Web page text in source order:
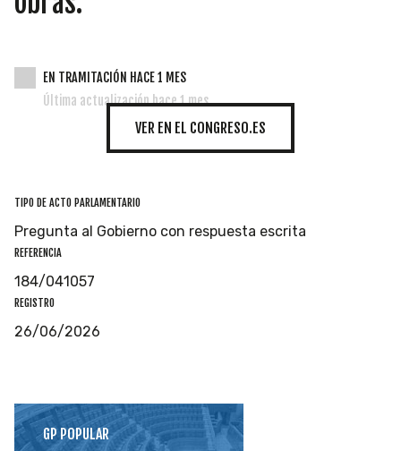
EN TRAMITACIÓN HACE 1 MES
Última actualización hace 1 mes
VER EN EL CONGRESO.ES
TIPO DE ACTO PARLAMENTARIO
Pregunta al Gobierno con respuesta escrita
REFERENCIA
184/041057
REGISTRO
26/06/2026
GP POPULAR